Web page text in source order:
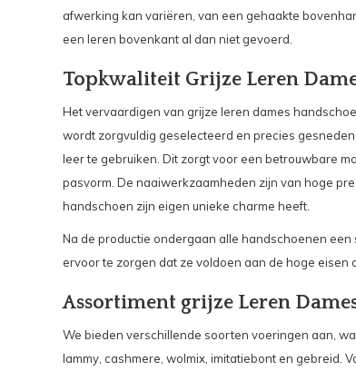
afwerking kan variëren, van een gehaakte
een leren bovenkant al dan niet gevoerd.
Topkwaliteit Grijze Leren
Het vervaardigen van grijze leren dames
wordt zorgvuldig geselecteerd en precies
leer te gebruiken. Dit zorgt voor een betrouwbare
pasvorm. De naaiwerkzaamheden zijn van hoge
handschoen zijn eigen unieke charme heeft.
Na de productie ondergaan alle handschoenen
ervoor te zorgen dat ze voldoen aan de hoge eisen
Assortiment grijze Leren
We bieden verschillende soorten voeringen aan,
lammy, cashmere, wolmix, imitatiebont en gebreid.